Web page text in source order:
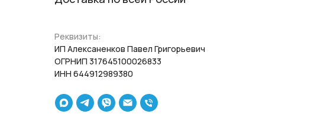
Реквизиты:
ИП Алексаненков Павел Григорьевич
ОГРНИП 317645100026833
ИНН 644912989380